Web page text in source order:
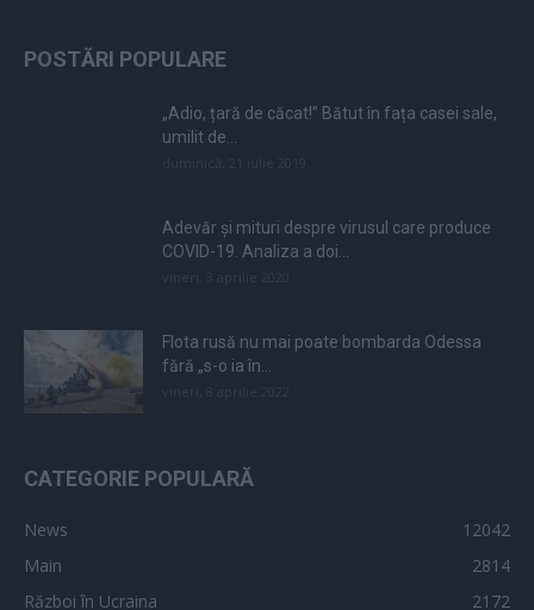
POSTĂRI POPULARE
„Adio, țară de căcat!” Bătut în fața casei sale,
umilit de...
Adevăr și mituri despre virusul care produce
COVID-19. Analiza a doi...
Flota rusă nu mai poate bombarda Odessa
fără „s-o ia în...
CATEGORIE POPULARĂ
News
12042
Main
2814
Război în Ucraina
2172